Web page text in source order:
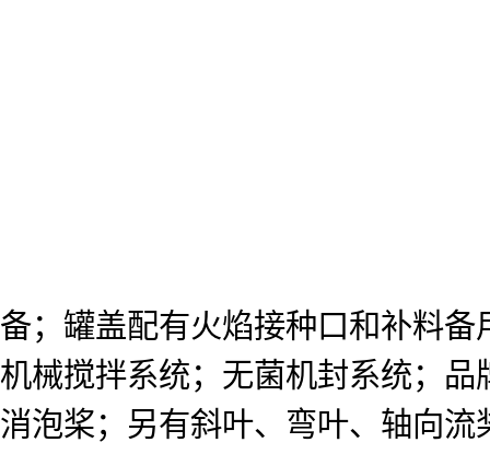
备；罐盖配有火焰接种口和补料
机械搅拌系统；无菌机封系统；
消泡桨；另有斜叶、弯叶、轴向